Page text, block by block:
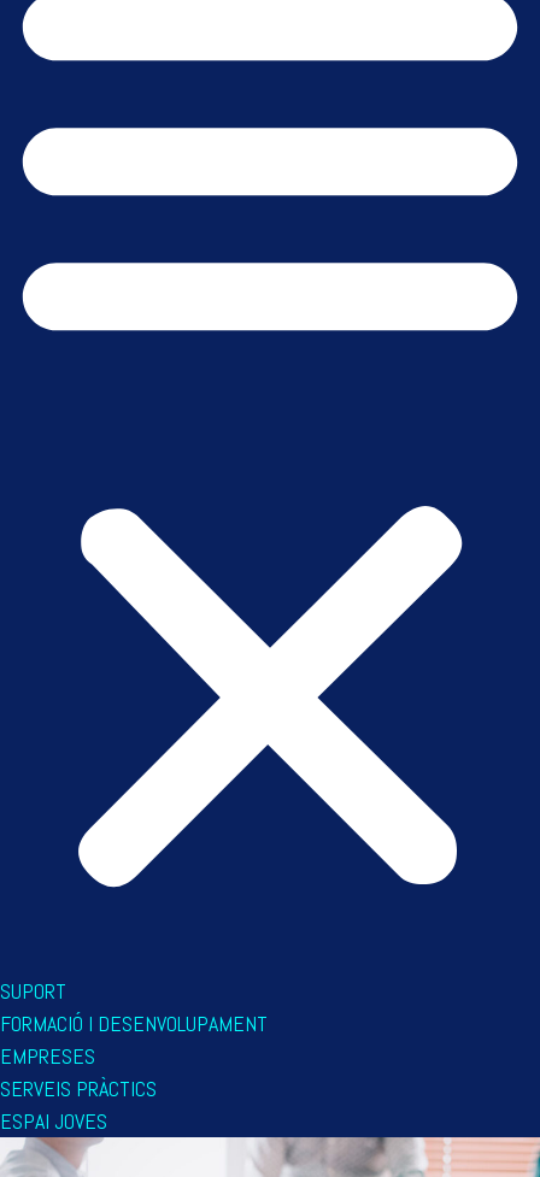
SUPORT
FORMACIÓ I DESENVOLUPAMENT
EMPRESES
SERVEIS PRÀCTICS
ESPAI JOVES